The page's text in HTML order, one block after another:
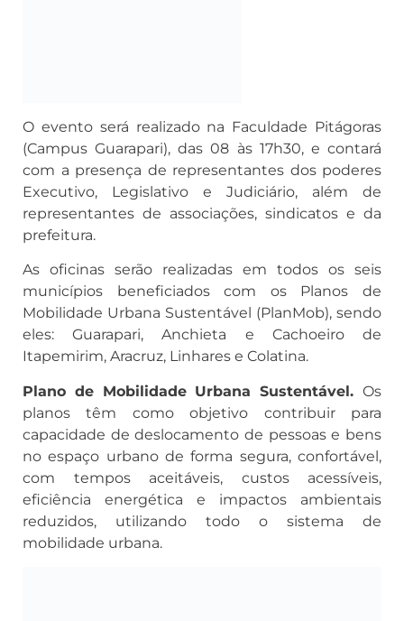
O evento será realizado na Faculdade Pitágoras
(Campus Guarapari), das 08 às 17h30, e contará
com a presença de representantes dos poderes
Executivo, Legislativo e Judiciário, além de
representantes de associações, sindicatos e da
prefeitura.
As oficinas serão realizadas em todos os seis
municípios beneficiados com os Planos de
Mobilidade Urbana Sustentável (PlanMob), sendo
eles: Guarapari, Anchieta e Cachoeiro de
Itapemirim, Aracruz, Linhares e Colatina.
Plano de Mobilidade Urbana Sustentável. Os
planos têm como objetivo contribuir para
capacidade de deslocamento de pessoas e bens
no espaço urbano de forma segura, confortável,
com tempos aceitáveis, custos acessíveis,
eficiência energética e impactos ambientais
reduzidos, utilizando todo o sistema de
mobilidade urbana.